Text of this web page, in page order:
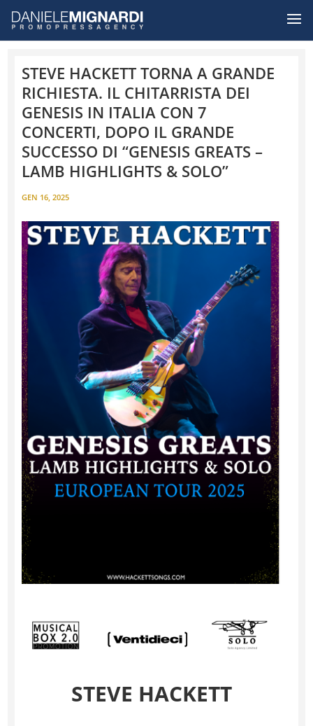
STEVE HACKETT TORNA A GRANDE
RICHIESTA. IL CHITARRISTA DEI
GENESIS IN ITALIA CON 7
CONCERTI, DOPO IL GRANDE
SUCCESSO DI “GENESIS GREATS –
LAMB HIGHLIGHTS & SOLO”
GEN 16, 2025
STEVE HACKETT